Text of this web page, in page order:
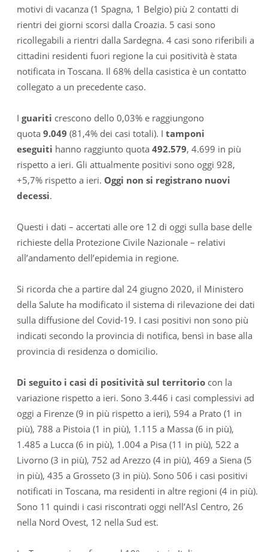
motivi di vacanza (1 Spagna, 1 Belgio) più 2 contatti di
rientri dei giorni scorsi dalla Croazia. 5 casi sono
ricollegabili a rientri dalla Sardegna. 4 casi sono riferibili a
cittadini residenti fuori regione la cui positività è stata
notificata in Toscana. Il 68% della casistica è un contatto
collegato a un precedente caso.
I guariti crescono dello 0,03% e raggiungono
quota 9.049 (81,4% dei casi totali). I tamponi
eseguiti hanno raggiunto quota 492.579, 4.699 in più
rispetto a ieri. Gli attualmente positivi sono oggi 928,
+5,7% rispetto a ieri. Oggi non si registrano nuovi
decessi.
Questi i dati – accertati alle ore 12 di oggi sulla base delle
richieste della Protezione Civile Nazionale – relativi
all’andamento dell’epidemia in regione.
Si ricorda che a partire dal 24 giugno 2020, il Ministero
della Salute ha modificato il sistema di rilevazione dei dati
sulla diffusione del Covid-19. I casi positivi non sono più
indicati secondo la provincia di notifica, bensì in base alla
provincia di residenza o domicilio.
Di seguito i casi di positività sul territoriocon la
variazione rispetto a ieri. Sono 3.446 i casi complessivi ad
oggi a Firenze (9 in più rispetto a ieri), 594 a Prato (1 in
più), 788 a Pistoia (1 in più), 1.115 a Massa (6 in più),
1.485 a Lucca (6 in più), 1.004 a Pisa (11 in più), 522 a
Livorno (3 in più), 752 ad Arezzo (4 in più), 469 a Siena (5
in più), 435 a Grosseto (3 in più). Sono 506 i casi positivi
notificati in Toscana, ma residenti in altre regioni (4 in più).
Sono 11 quindi i casi riscontrati oggi nell’Asl Centro, 26
nella Nord Ovest, 12 nella Sud est.